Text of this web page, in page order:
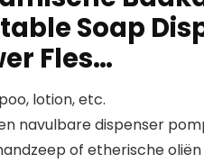
Soap
Fles…
lotion, etc.
navulbare dispenser
of etherische oliën